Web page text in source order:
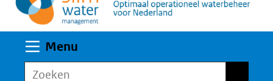
deze
website
worden
toegestaan
Menu
Zoeken